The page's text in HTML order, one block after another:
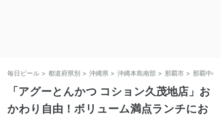
毎日ビール > 都道府県別 > 沖縄県 > 沖縄本島南部 > 那覇市 > 那覇中心
「アグーとんかつ コション久茂地店」お
かわり自由！ボリューム満点ランチにお